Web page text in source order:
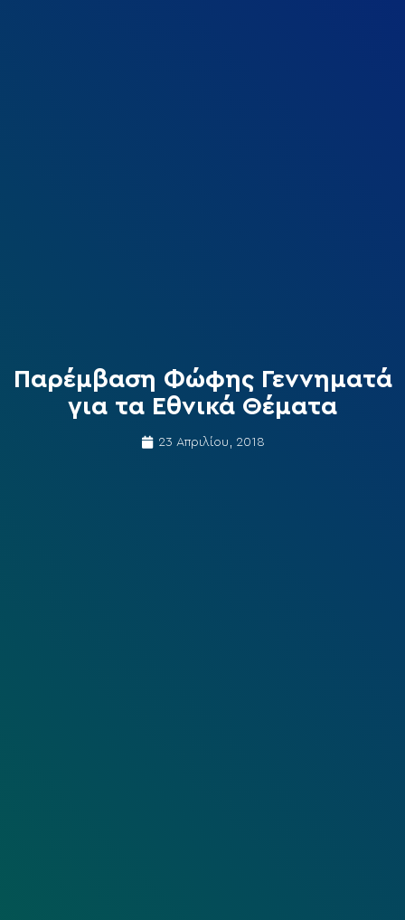
Παρέμβαση Φώφης Γεννηματά
για τα Εθνικά Θέματα
23 Απριλίου, 2018